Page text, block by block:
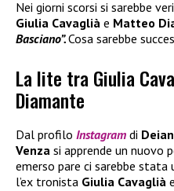
Nei giorni scorsi si sarebbe
Giulia Cavaglià e Matteo
Basciano”.Cosa sarebbe
La lite tra Giulia
Diamante
Dal profilo Instagram di
Venza si apprende un nuovo
emerso pare ci sarebbe
l’ex tronista Giulia Cavaglià e